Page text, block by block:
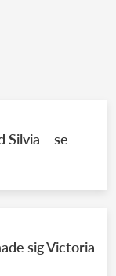
Silvia – se
sig Victoria